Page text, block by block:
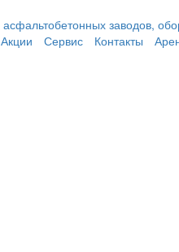
Акции Сервис Контакты